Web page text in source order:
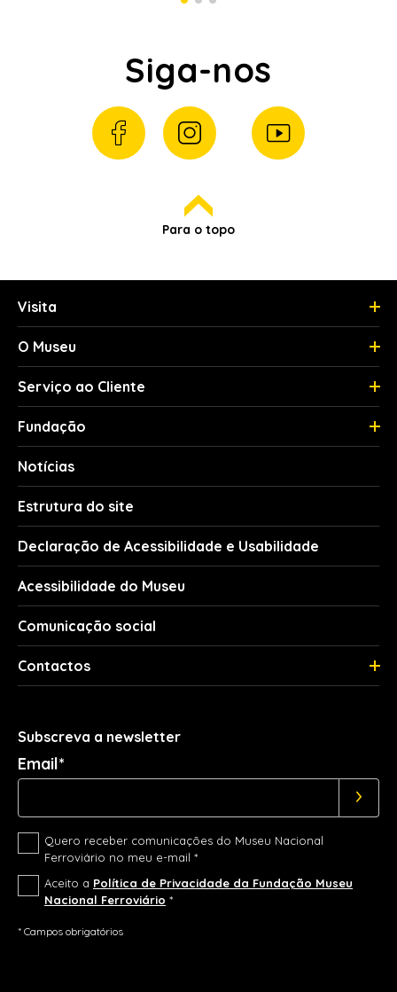
Siga-nos
Para o topo
Visita
O Museu
Serviço ao Cliente
Fundação
Notícias
Estrutura do site
Declaração de Acessibilidade e Usabilidade
Acessibilidade do Museu
Comunicação social
Contactos
Subscreva a newsletter
Email*
Quero receber comunicações do Museu Nacional
Ferroviário no meu e-mail *
Aceito a Política de Privacidade da Fundação Museu
Nacional Ferroviário *
* Campos obrigatórios